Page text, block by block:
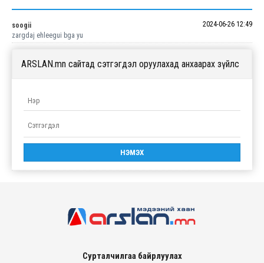
soogii
2024-06-26 12:49
zargdaj ehleegui bga yu
ARSLAN.mn сайтад сэтгэгдэл оруулахад анхаарах зүйлс
Сурталчилгаа байрлуулах